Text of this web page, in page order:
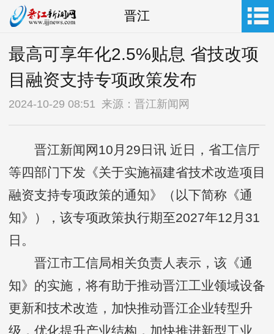
晋江
最高可享年化2.5%贴息 省技改项
目融资支持专项政策发布
2024-10-29 08:51 来源：晋江新闻网
晋江新闻网10月29日讯 近日，省工信厅
等四部门下发《关于实施福建省技术改造项目
融资支持专项政策的通知》（以下简称《通
知》），该专项政策执行期至2027年12月31
日。
晋江市工信局相关负责人表示，该《通
知》的实施，将有助于推动晋江工业领域设备
更新和技术改造，加快推动晋江企业转型升
级，优化提升产业结构，加快推进新型工业